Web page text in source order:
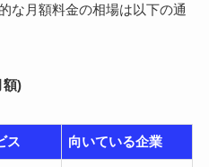
な月額料金の相場は以下の通
額)
ス 向いている企業